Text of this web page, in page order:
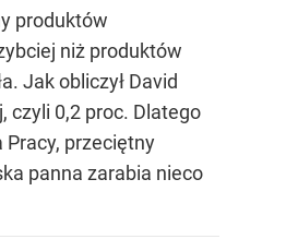
produktów
niż produktów
Jak obliczył David
czyli 0,2 proc. Dlatego
Pracy, przeciętny
panna zarabia nieco